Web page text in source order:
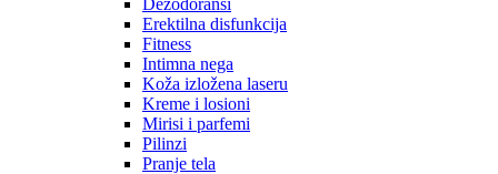
Dezodoransi
Erektilna disfunkcija
Fitness
Intimna nega
Koža izložena laseru
Kreme i losioni
Mirisi i parfemi
Pilinzi
Pranje tela